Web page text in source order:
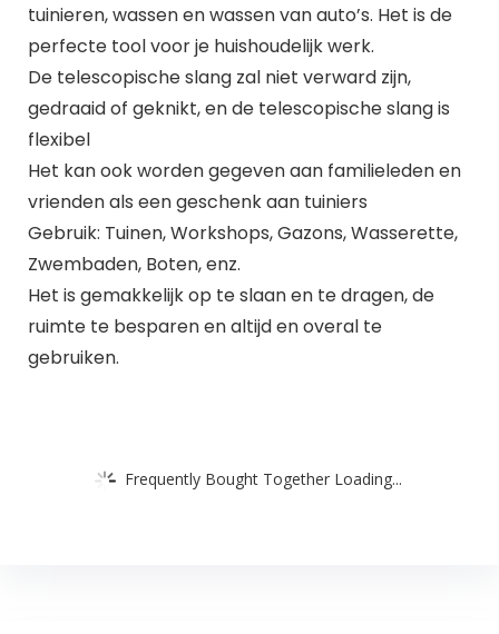
tuinieren, wassen en wassen van auto’s. Het is de
perfecte tool voor je huishoudelijk werk.
De telescopische slang zal niet verward zijn,
gedraaid of geknikt, en de telescopische slang is
flexibel
Het kan ook worden gegeven aan familieleden en
vrienden als een geschenk aan tuiniers
Gebruik: Tuinen, Workshops, Gazons, Wasserette,
Zwembaden, Boten, enz.
Het is gemakkelijk op te slaan en te dragen, de
ruimte te besparen en altijd en overal te
gebruiken.
Frequently Bought Together Loading...